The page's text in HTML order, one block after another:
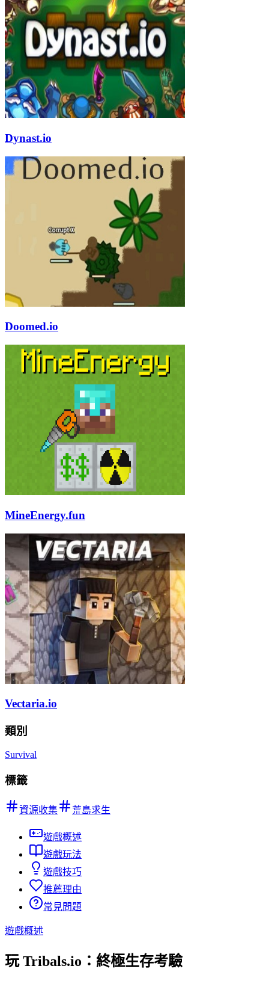
Dynast.io
Doomed.io
MineEnergy.fun
Vectaria.io
類別
Survival
標籤
資源收集 荒島求生
遊戲概述
遊戲玩法
遊戲技巧
推薦理由
常見問題
遊戲概述
玩 Tribals.io：終極生存考驗